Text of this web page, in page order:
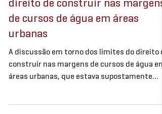
direito de construir nas margens
de cursos de água em áreas
urbanas
A discussão em torno dos limites do direito
construir nas margens de cursos de água em
áreas urbanas, que estava supostamente...